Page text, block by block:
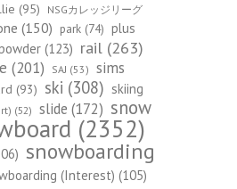
(95)
NSGカレッジリーグ
(150) park (74) plus
(123) rail (263)
(201) SAJ (53) sims
(93) ski (308) skiing
(52) slide (172) snow
(2352)
snowboarding
(Interest) (105)